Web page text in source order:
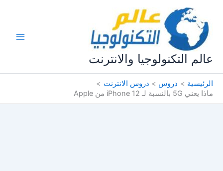
المحتوى
عالم التكنولوجيا والانترنت
الرئيسية دروس
دروس الانترنت
ماذا يعني 5G بالنسبة لـ iPhone 12 من Apple